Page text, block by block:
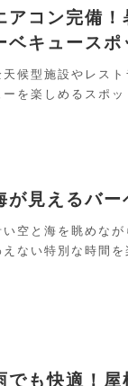
アコン完備
ベキュースポ
天候型施設やレス
ーを楽しめるスポッ
が見えるバー
い空と海を眺めな
えない特別な時間
でも快適！